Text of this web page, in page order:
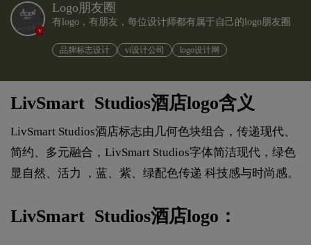
v
Logo朋友圈
有logo，有朋友，每位设计师都有属于自己的logo朋友圈
品牌标志设计 vi设计公司 logo设计网
LivSmart Studios酒店logo含义
LivSmart Studios酒店标志由几何色块组合，传递现代、
简约、多元融合，LivSmart Studios字体简洁现代，绿色
显自然、活力 ，蓝、紫、绿配色传递 科技感与时尚感。
LivSmart Studios酒店logo：